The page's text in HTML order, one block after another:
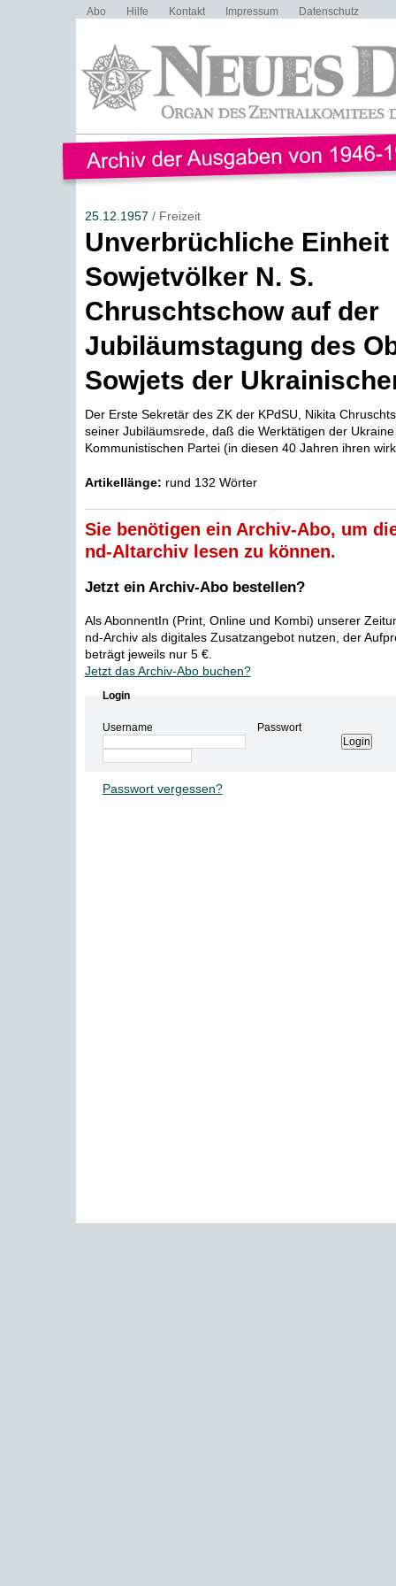
Abo Hilfe Kontakt Impressum Datenschutz
25.12.1957 / Freizeit
Unverbrüchliche Einheit
Sowjetvölker N. S.
Chruschtschow auf der
Jubiläumstagung des
Sowjets der
Der Erste Sekretär des ZK der KPdSU, Nikita
seiner Jubiläumsrede, daß die Werktätigen der
Kommunistischen Partei (in diesen 40 Jahren ihren
Artikellänge: rund 132 Wörter
Sie benötigen ein Archiv-Abo, um
nd-Altarchiv lesen zu können.
Jetzt ein Archiv-Abo bestellen?
Als AbonnentIn (Print, Online und Kombi) unserer
nd-Archiv als digitales Zusatzangebot nutzen, der
beträgt jeweils nur 5 €.
Jetzt das Archiv-Abo buchen?
Login
Username Passwort
Passwort vergessen?